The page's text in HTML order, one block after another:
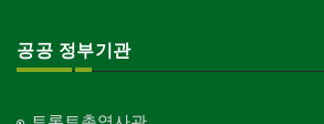
공공 정부기관